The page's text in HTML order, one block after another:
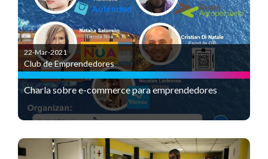
22-Mar-2021
Club de Emprendedores
Charla sobre e-commerce para emprendedores